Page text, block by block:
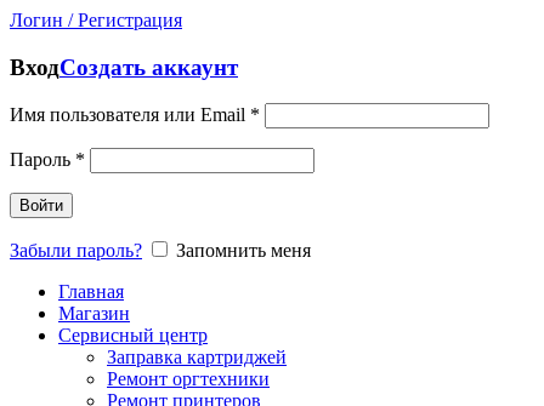
Логин / Регистрация
ВходСоздать аккаунт
Имя пользователя или Email *
Пароль *
Войти
Забыли пароль?
Запомнить меня
Главная
Магазин
Сервисный центр
Заправка картриджей
Ремонт оргтехники
Ремонт принтеров